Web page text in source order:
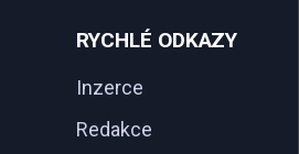
RYCHLÉ ODKAZY
Inzerce
Redakce